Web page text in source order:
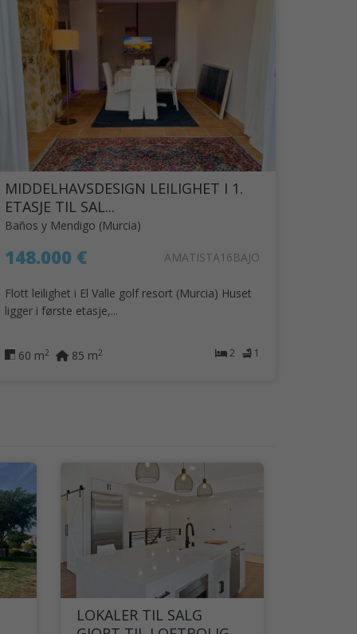
MIDDELHAVSDESIGN LEILIGHET I 1.
ETASJE TIL SAL...
Baños y Mendigo (Murcia)
148.000 € AMATISTA16BAJO
Flott leilighet i El Valle golf resort (Murcia) Huset
ligger i første etasje,...
2 1
60 m2 85 m2
LOKALER TIL SALG